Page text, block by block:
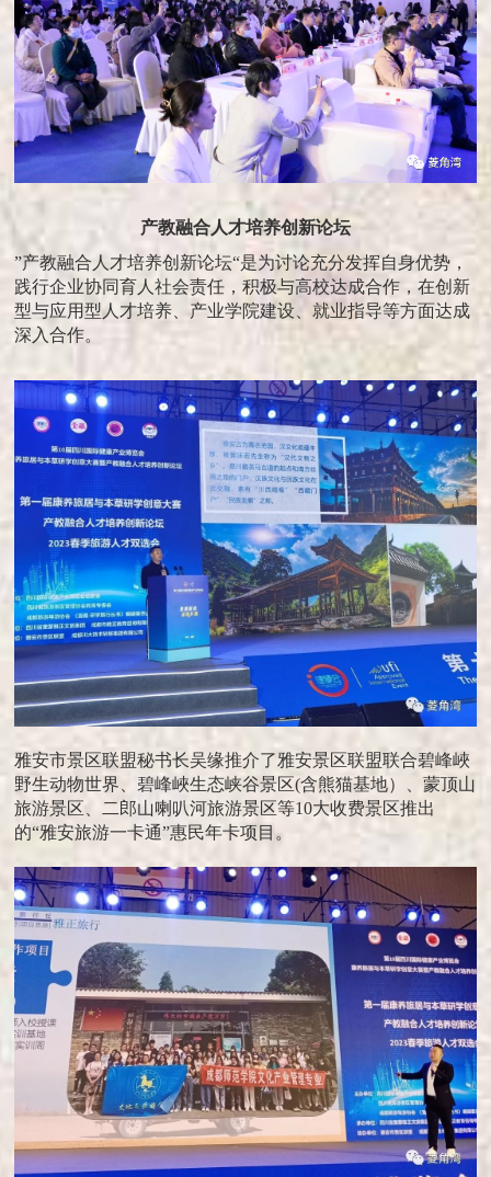
产教融合人才培养创新论坛
”产教融合人才培养创新论坛“是为讨论充分发挥自身优势，
践行企业协同育人社会责任，积极与高校达成合作，在创新
型与应用型人才培养、产业学院建设、就业指导等方面达成
深入合作。
雅安市景区联盟秘书长吴缘推介了雅安景区联盟联合碧峰峽
野生动物世界、碧峰峽生态峡谷景区(含熊猫基地）、蒙顶山
旅游景区、二郎山喇叭河旅游景区等10大收费景区推出
的“雅安旅游一卡通”惠民年卡项目。